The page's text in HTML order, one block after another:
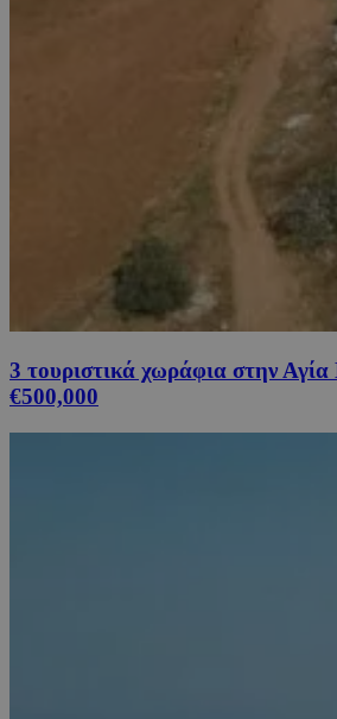
3 τουριστικά χωράφια στην
€500,000